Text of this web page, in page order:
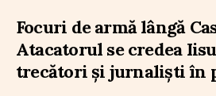
Focuri de armă lângă
Atacatorul se credea
trecători și jurnaliști în